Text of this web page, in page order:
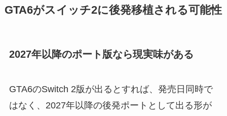
GTA6がスイッチ2に後発移植される可能性
2027年以降のポート版なら現実味がある
GTA6のSwitch 2版が出るとすれば、発売日同時で
はなく、2027年以降の後発ポートとして出る形が